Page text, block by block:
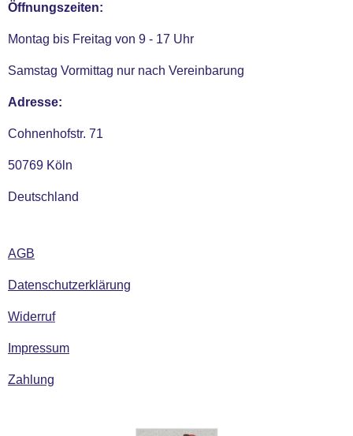
Öffnungszeiten:
Montag bis Freitag von 9 - 17 Uhr
Samstag Vormittag nur nach Vereinbarung
Adresse:
Cohnenhofstr. 71
50769 Köln
Deutschland
AGB
Datenschutzerklärung
Widerruf
Impressum
Zahlung